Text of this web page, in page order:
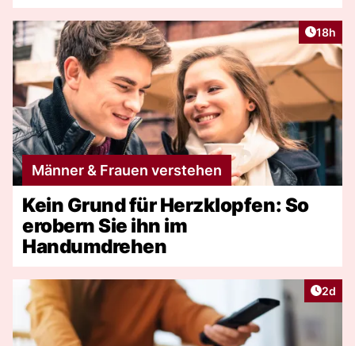
Artikel
18h
Männer & Frauen verstehen
Kein Grund für Herzklopfen: So
erobern Sie ihn im
Handumdrehen
2d